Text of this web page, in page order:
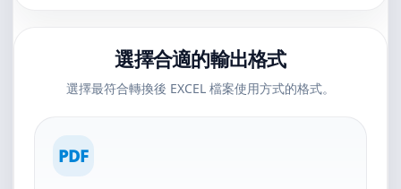
選擇合適的輸出格式
選擇最符合轉換後 EXCEL 檔案使用方式的格式。
PDF